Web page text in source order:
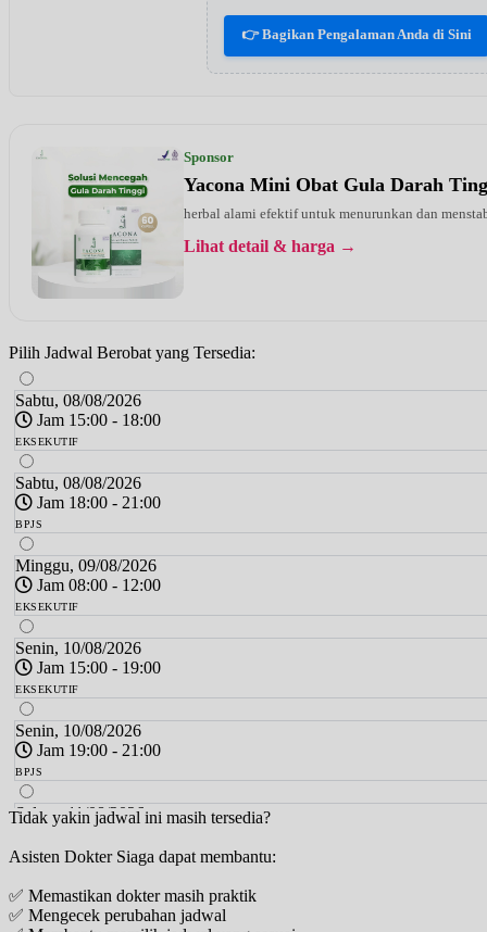
👉 Bagikan Pengalaman Anda di Sini
Sponsor
Yacona Mini Obat Gula Darah
herbal alami efektif untuk menurunkan dan
Lihat detail & harga →
Pilih Jadwal Berobat yang Tersedia:
Sabtu, 08/08/2026
Jam 15:00 - 18:00
EKSEKUTIF
Sabtu, 08/08/2026
Jam 18:00 - 21:00
BPJS
Minggu, 09/08/2026
Jam 08:00 - 12:00
EKSEKUTIF
Senin, 10/08/2026
Jam 15:00 - 19:00
EKSEKUTIF
Senin, 10/08/2026
Jam 19:00 - 21:00
BPJS
Selasa, 11/08/2026
Jam 15:00 - 18:00
EKSEKUTIF
Selasa, 11/08/2026
Jam 18:00 - 21:00
Tidak yakin jadwal ini masih tersedia?
Asisten Dokter Siaga dapat membantu:
✅ Memastikan dokter masih praktik
✅ Mengecek perubahan jadwal